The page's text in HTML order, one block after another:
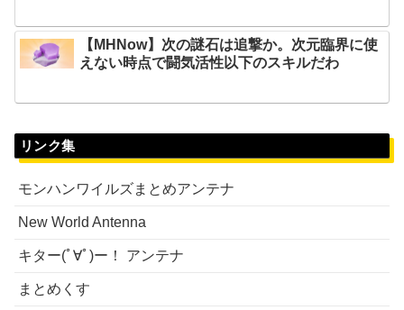
【MHNow】次の謎石は追撃か。次元臨界に使
えない時点で闘気活性以下のスキルだわ
リンク集
モンハンワイルズまとめアンテナ
New World Antenna
キター(ﾟ∀ﾟ)ー！ アンテナ
まとめくす